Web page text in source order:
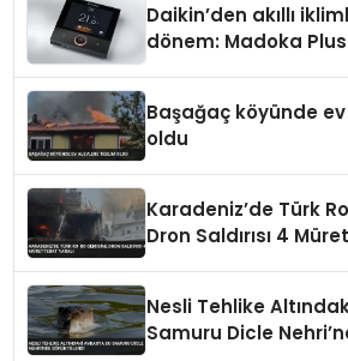
Daikin’den akıllı
dönem: Madoka
Başağaç köyünde
oldu
Karadeniz’de Türk
Dron Saldırısı 4
Nesli Tehlike
Samuru Dicle